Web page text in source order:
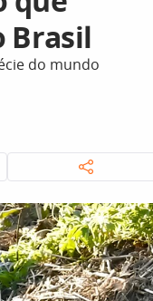
Brasil
do mundo